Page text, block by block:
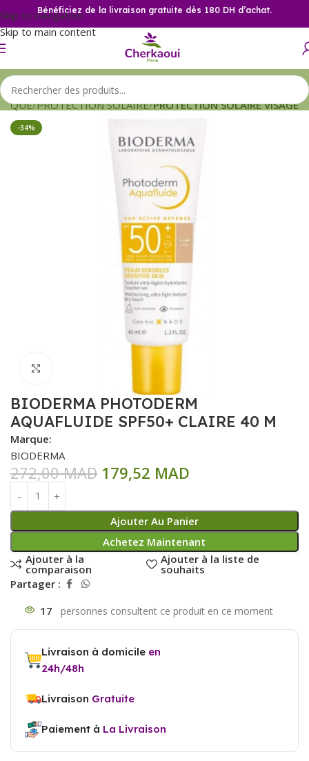
Skip to navigation
Skip to main content
Bénéficiez de la livraison gratuite dès 180 DH d’achat.
PROTECTION SOLAIRE PROTECTION SOLAIRE VISAGE
-34%
BIODERMA PHOTODERM
AQUAFLUIDE SPF50+ CLAIRE 40 M
Marque:
BIODERMA
272,00MAD 179,52 MAD
Ajouter Au Panier
Achetez Maintenant
Ajouter à la
comparaison
Ajouter à la liste de
souhaits
Partager :
17
Livraison à domicile en
24h/48h
Livraison Gratuite
Paiement à La Livraison